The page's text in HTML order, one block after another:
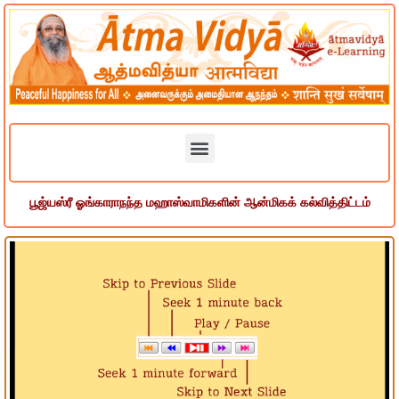
பூஜ்யஸ்ரீ ஓங்காராநந்த மஹாஸ்வாமிகளின் ஆன்மிகக் கல்வித்திட்டம்